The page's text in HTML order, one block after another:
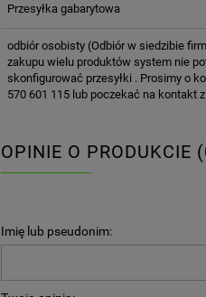
Przesyłka gabarytowa
odbiór osobisty(Odbiór w siedzibie
zakupu wielu produktów system nie
skonfigurować przesyłki . Prosimy o
570 601 115 lub poczekać na kontakt
OPINIE O PRODUKCIE
Imię lub pseudonim: